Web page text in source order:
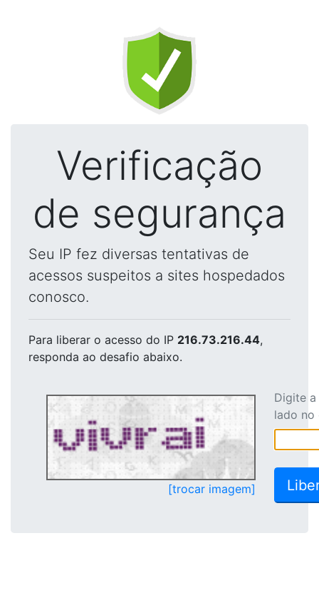
Verificação
de segurança
Seu IP fez diversas tentativas de
acessos suspeitos a sites hospedados
conosco.
Para liberar o acesso do IP 216.73.216.44,
responda ao desafio abaixo.
[trocar imagem]
Digite
lado no